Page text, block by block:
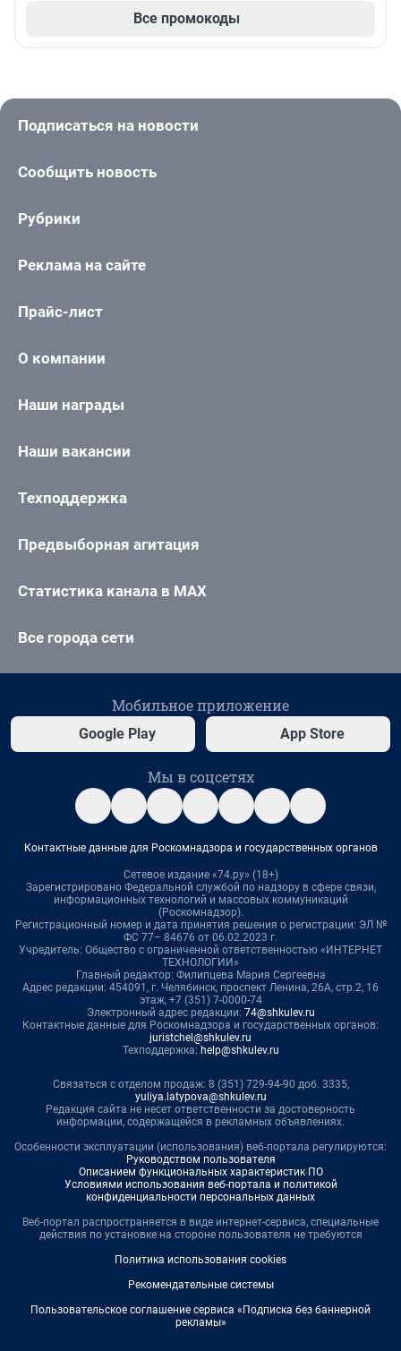
Все промокоды
Подписаться на новости
Сообщить новость
Рубрики
Реклама на сайте
Прайс-лист
О компании
Наши награды
Наши вакансии
Техподдержка
Предвыборная агитация
Статистика канала в MAX
Все города сети
Мобильное приложение
Google Play App Store
Мы в соцсетях
Контактные данные для Роскомнадзора и государственных органов
Сетевое издание «74.ру» (18+)
Зарегистрировано Федеральной службой по надзору в сфере связи,
информационных технологий и массовых коммуникаций
(Роскомнадзор).
Регистрационный номер и дата принятия решения о регистрации: ЭЛ №
ФС 77– 84676 от 06.02.2023 г.
Учредитель: Общество с ограниченной ответственностью «ИНТЕРНЕТ
ТЕХНОЛОГИИ»
Главный редактор: Филипцева Мария Сергеевна
Адрес редакции: 454091, г. Челябинск, проспект Ленина, 26А, стр.2, 16
этаж, +7 (351) 7-0000-74
Электронный адрес редакции: 74@shkulev.ru
Контактные данные для Роскомнадзора и государственных органов:
juristchel@shkulev.ru
Техподдержка: help@shkulev.ru
Связаться с отделом продаж: 8 (351) 729-94-90 доб. 3335,
yuliya.latypova@shkulev.ru
Редакция сайта не несет ответственности за достоверность
информации, содержащейся в рекламных объявлениях.
Особенности эксплуатации (использования) веб-портала регулируются:
Руководством пользователя
Описанием функциональных характеристик ПО
Условиями использования веб-портала и политикой
конфиденциальности персональных данных
Веб-портал распространяется в виде интернет-сервиса, специальные
действия по установке на стороне пользователя не требуются
Политика использования cookies
Рекомендательные системы
Пользовательское соглашение сервиса «Подписка без баннерной
рекламы»